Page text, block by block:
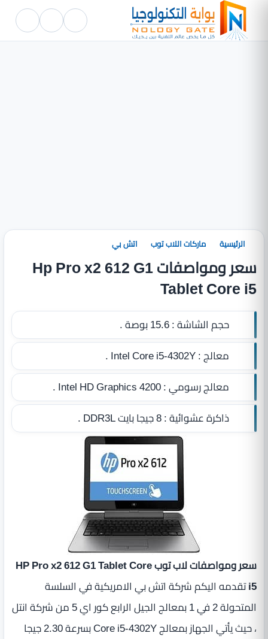
الرئيسية ماركات اللاب توب اتش بي
سعر ومواصفات Hp Pro x2 612 G1
Tablet Core i5
حجم الشاشة :15.6 بوصة .
معالج :Intel Core i5-4302Y .
معالج رسومي :Intel HD Graphics 4200 .
ذاكرة عشوائية :8 جيجا بايت DDR3L .
سعر ومواصفات لاب توب HP Pro x2 612 G1 Tablet Core
i5تقدمه اليكم شركة اتش بي الامريكية في السلسة
المتحولة 2 في 1 بمعالج الجيل الرابع كور اي 5 من شركة انتل
، حيث يأتي الجهاز بمعالج Core i5-4302Y بسرعة 2.30 جيجا